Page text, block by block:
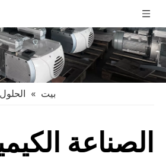
بيت » الحلول
الصناعة